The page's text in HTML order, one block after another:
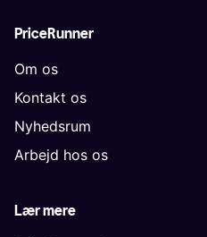
PriceRunner
Om os
Kontakt os
Nyhedsrum
Arbejd hos os
Lær mere